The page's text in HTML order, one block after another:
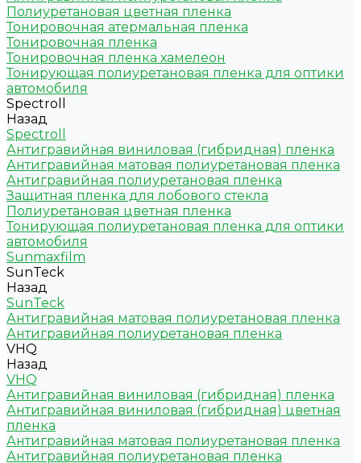
Полиуретановая цветная пленка
Тонировочная атермальная пленка
Тонировочная пленка
Тонировочная пленка хамелеон
Тонирующая полиуретановая пленка для оптики
автомобиля
Spectroll
Назад
Spectroll
Антигравийная виниловая (гибридная) пленка
Антигравийная матовая полиуретановая пленка
Антигравийная полиуретановая пленка
Защитная пленка для лобового стекла
Полиуретановая цветная пленка
Тонирующая полиуретановая пленка для оптики
автомобиля
Sunmaxfilm
SunTeck
Назад
SunTeck
Антигравийная матовая полиуретановая пленка
Антигравийная полиуретановая пленка
VHQ
Назад
VHQ
Антигравийная виниловая (гибридная) пленка
Антигравийная виниловая (гибридная) цветная
пленка
Антигравийная матовая полиуретановая пленка
Антигравийная полиуретановая пленка